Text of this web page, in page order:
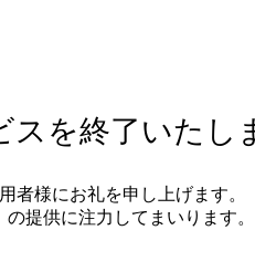
スを終了いたし
者様にお礼を申し上げます。
提供に注力してまいります。